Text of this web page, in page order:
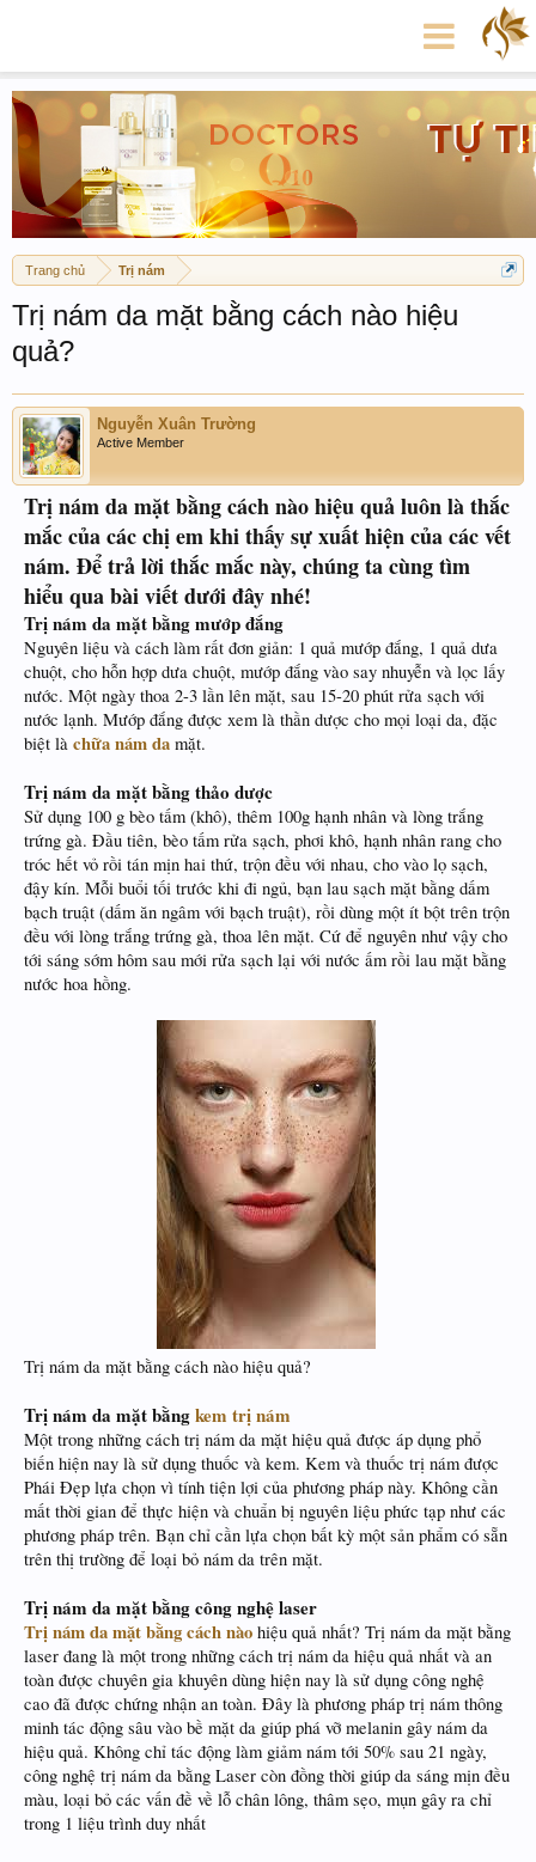
Trang chủ Trị nám
Trị nám da mặt bằng cách nào hiệu
quả?
Nguyễn Xuân Trường
Active Member
Trị nám da mặt bằng cách nào hiệu quả luôn là thắc
mắc của các chị em khi thấy sự xuất hiện của các vết
nám. Để trả lời thắc mắc này, chúng ta cùng tìm
hiểu qua bài viết dưới đây nhé!
Trị nám da mặt bằng mướp đắng
Nguyên liệu và cách làm rất đơn giản: 1 quả mướp đắng, 1 quả dưa
chuột, cho hỗn hợp dưa chuột, mướp đắng vào say nhuyễn và lọc lấy
nước. Một ngày thoa 2-3 lần lên mặt, sau 15-20 phút rửa sạch với
nước lạnh. Mướp đắng được xem là thần dược cho mọi loại da, đặc
biệt là chữa nám da mặt.
Trị nám da mặt bằng thảo dược
Sử dụng 100 g bèo tấm (khô), thêm 100g hạnh nhân và lòng trắng
trứng gà. Đầu tiên, bèo tấm rửa sạch, phơi khô, hạnh nhân rang cho
tróc hết vỏ rồi tán mịn hai thứ, trộn đều với nhau, cho vào lọ sạch,
đậy kín. Mỗi buổi tối trước khi đi ngủ, bạn lau sạch mặt bằng dấm
bạch truật (dấm ăn ngâm với bạch truật), rồi dùng một ít bột trên trộn
đều với lòng trắng trứng gà, thoa lên mặt. Cứ để nguyên như vậy cho
tới sáng sớm hôm sau mới rửa sạch lại với nước ấm rồi lau mặt bằng
nước hoa hồng.
Trị nám da mặt bằng cách nào hiệu quả?
Trị nám da mặt bằngkem trị nám
Một trong những cách trị nám da mặt hiệu quả được áp dụng phổ
biến hiện nay là sử dụng thuốc và kem. Kem và thuốc trị nám được
Phái Đẹp lựa chọn vì tính tiện lợi của phương pháp này. Không cần
mất thời gian để thực hiện và chuẩn bị nguyên liệu phức tạp như các
phương pháp trên. Bạn chỉ cần lựa chọn bất kỳ một sản phẩm có sẵn
trên thị trường để loại bỏ nám da trên mặt.
Trị nám da mặt bằng công nghệ laser
Trị nám da mặt bằng cách nào hiệu quả nhất? Trị nám da mặt bằng
laser đang là một trong những cách trị nám da hiệu quả nhất và an
toàn được chuyên gia khuyên dùng hiện nay là sử dụng công nghệ
cao đã được chứng nhận an toàn. Đây là phương pháp trị nám thông
minh tác động sâu vào bề mặt da giúp phá vỡ melanin gây nám da
hiệu quả. Không chỉ tác động làm giảm nám tới 50% sau 21 ngày,
công nghệ trị nám da bằng Laser còn đồng thời giúp da sáng mịn đều
màu, loại bỏ các vấn đề về lỗ chân lông, thâm sẹo, mụn gây ra chỉ
trong 1 liệu trình duy nhất